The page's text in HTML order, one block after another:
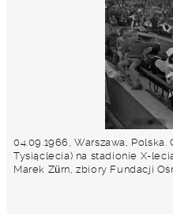
04.09.1966, Warszawa,
Tysiąclecia) na stadionie X-
Marek Zürn, zbiory Fundacji